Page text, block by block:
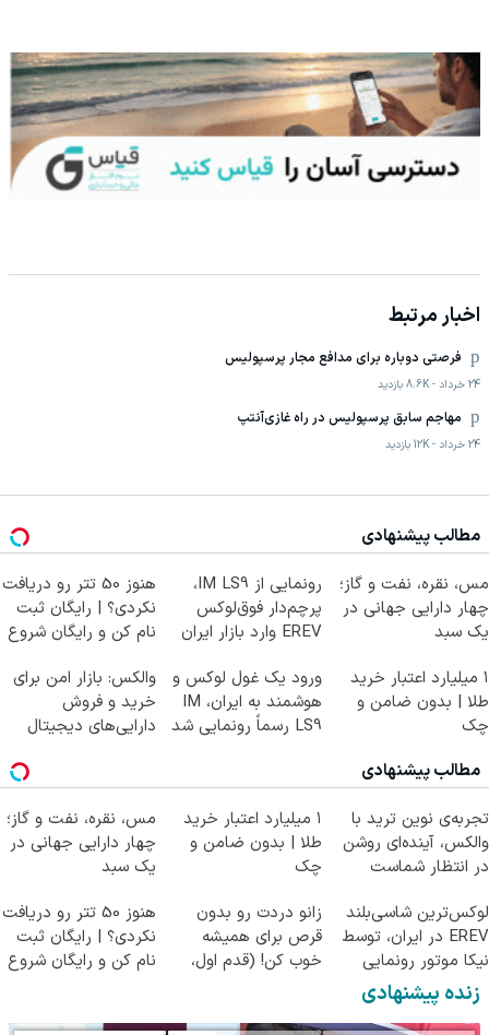
اخبار مرتبط
فرصتی دوباره برای مدافع مجار پرسپولیس
24 خرداد -
8.6K بازدید
مهاجم سابق پرسپولیس در راه غازی‌آنتپ
24 خرداد -
12K بازدید
مطالب پیشنهادی
مس، نقره، نفت و گاز؛
چهار دارایی جهانی در
یک سبد
رونمایی از IM LS9،
پرچم‌دار فوق‌لوکس
EREV وارد بازار ایران
هنوز 50 تتر رو دریافت
نکردی؟ | رایگان ثبت
نام کن و رایگان شروع
۱ میلیارد اعتبار خرید
طلا | بدون ضامن و
چک
ورود یک غول لوکس و
هوشمند به ایران، IM
LS9 رسماً رونمایی شد
والکس: بازار امن برای
خرید و فروش
دارایی‌های دیجیتال
مطالب پیشنهادی
تجربه‌ی نوین ترید با
والکس، آینده‌ای روشن
در انتظار شماست
۱ میلیارد اعتبار خرید
طلا | بدون ضامن و
چک
مس، نقره، نفت و گاز؛
چهار دارایی جهانی در
یک سبد
لوکس‌ترین شاسی‌بلند
EREV در ایران، توسط
نیکا موتور رونمایی
شد!
زانو دردت رو بدون
قرص برای همیشه
خوب کن! (قدم اول،
هنوز 50 تتر رو دریافت
نکردی؟ | رایگان ثبت
نام کن و رایگان شروع
زنده پیشنهادی